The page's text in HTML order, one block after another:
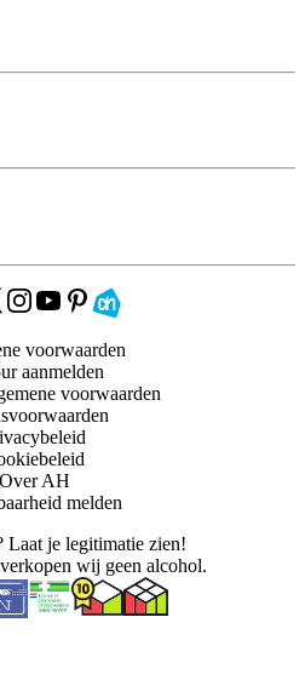
voorwaarden
aanmelden
voorwaarden
Over AH
melden
Laat je legitimatie zien!
wij geen alcohol.